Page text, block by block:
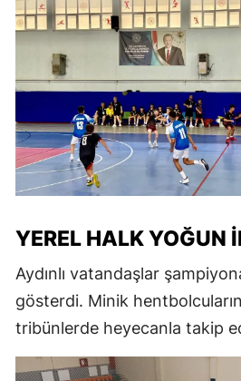
YEREL HALK YOĞUN
Aydınlı vatandaşlar
gösterdi. Minik
tribünlerde heyecanla takip